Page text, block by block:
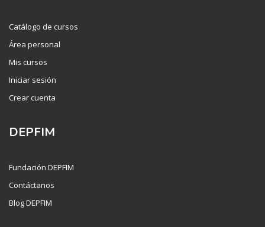
Catálogo de cursos
Área personal
Mis cursos
Iniciar sesión
Crear cuenta
DEPFIM
Fundación DEPFIM
Contáctanos
Blog DEPFIM